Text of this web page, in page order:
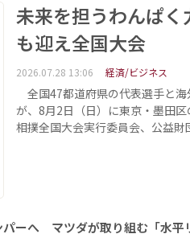
未来を担うわんぱ
も迎え全国大会
2026.07.28 13:06 経済/ビジネス
全国47都道府県の代表選手と海
が、8月2日（日）に東京・墨田
相撲全国大会実行委員会、公益
ーへ マツダが取り組む「水平